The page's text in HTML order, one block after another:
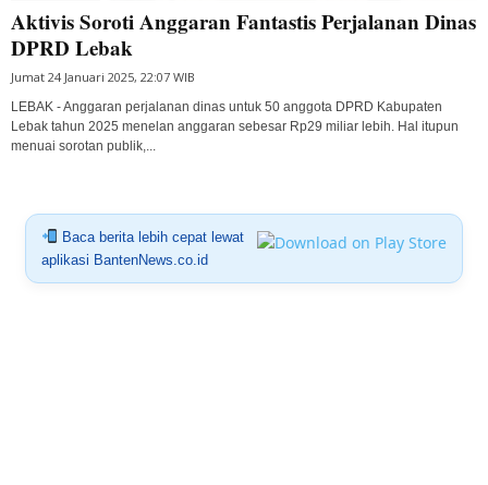
Aktivis Soroti Anggaran Fantastis Perjalanan Dinas
DPRD Lebak
Jumat 24 Januari 2025, 22:07 WIB
LEBAK - Anggaran perjalanan dinas untuk 50 anggota DPRD Kabupaten
Lebak tahun 2025 menelan anggaran sebesar Rp29 miliar lebih. Hal itupun
menuai sorotan publik,...
Baca berita lebih cepat lewat
aplikasi BantenNews.co.id